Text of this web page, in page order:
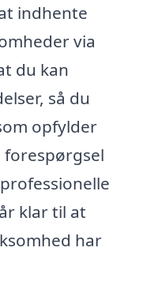
indhente
via
du kan
så du
opfylder
forespørgsel
klar til at
har